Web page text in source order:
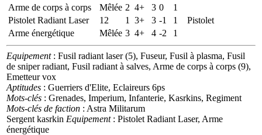
Arme de corps à corps
Mêlée 2 4+ 3 0
1
Pistolet Radiant Laser
12 1 3+ 3 -1 1
Pistolet
Arme énergétique
Mêlée 3 4+ 4 -2 1
Equipement: Fusil radiant laser (5), Fuseur, Fusil à plasma, Fusil
de sniper radiant, Fusil radiant à salves, Arme de corps à corps (9),
Emetteur vox
Aptitudes : Guerriers d'Elite, Eclaireurs 6ps
Mots-clés : Grenades, Imperium, Infanterie, Kasrkins, Regiment
Mots-clés de faction : Astra Militarum
Sergent kasrkin Equipement: Pistolet Radiant Laser, Arme
énergétique